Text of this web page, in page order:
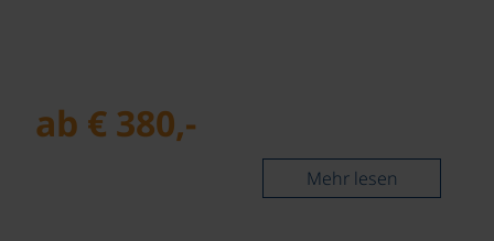
ab € 380,-
Mehr lesen